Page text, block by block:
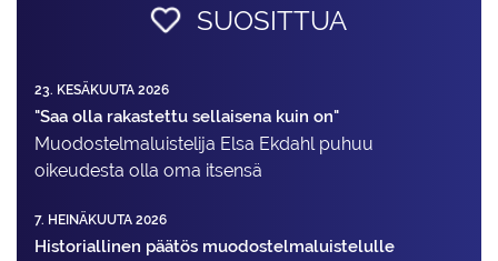
SUOSITTUA
23. KESÄKUUTA 2026
"Saa olla rakastettu sellaisena kuin on"
Muodostelma­luistelija Elsa Ekdahl puhuu
oikeudesta olla oma itsensä
7. HEINÄKUUTA 2026
Historiallinen päätös muodostelmaluistelulle